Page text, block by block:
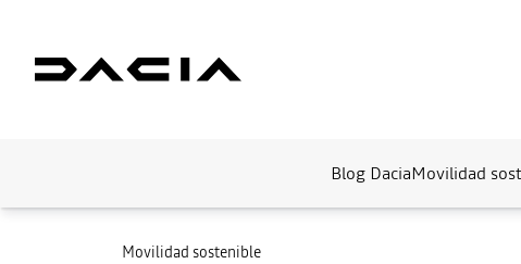
Blog DaciaMovilidad
Movilidad sostenible